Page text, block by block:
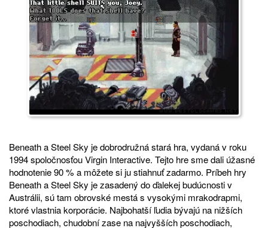
Beneath a Steel Sky je dobrodružná stará hra, vydaná v roku
1994 spoločnosťou Virgin Interactive. Tejto hre sme dali úžasné
hodnotenie 90 % a môžete si ju stiahnuť zadarmo. Príbeh hry
Beneath a Steel Sky je zasadený do ďalekej budúcnosti v
Austrálii, sú tam obrovské mestá s vysokými mrakodrapmi,
ktoré vlastnia korporácie. Najbohatší ľudia bývajú na nižších
poschodiach, chudobní zase na najvyšších poschodiach,